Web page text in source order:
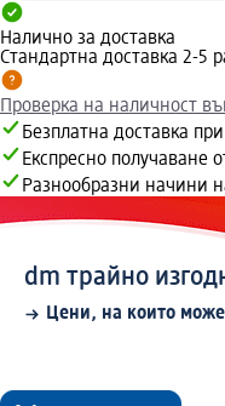
Налично за доставка
Стандартна доставка 2-5
Проверка на наличност
Безплатна доставка
Експресно получаване
Разнообразни начини
dm трайно
Цени, на които